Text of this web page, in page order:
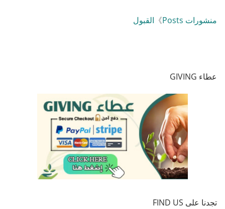
منشورات Posts 》 القبول
عطاء GIVING
تجدنا على FIND US